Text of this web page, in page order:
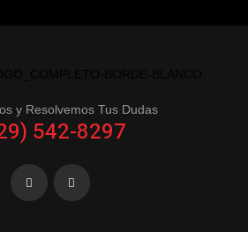
y Resolvemos Tus Dudas
542-8297